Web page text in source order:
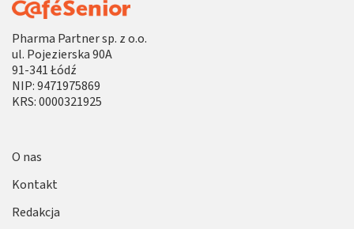
Pharma Partner sp. z o.o.
ul. Pojezierska 90A
91-341 Łódź
NIP: 9471975869
KRS: 0000321925
O nas
Kontakt
Redakcja